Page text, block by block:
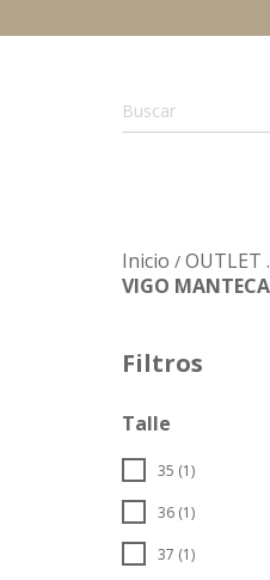
Inicio / OUTLET
VIGO
Filtros
Talle
35 (1)
36 (1)
37 (1)